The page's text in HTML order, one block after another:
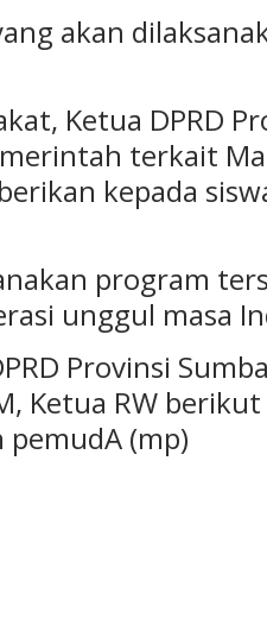
akan
Ketua DPRD
terkait
kepada
program
unggul masa
Provinsi
Ketua RW
(mp)